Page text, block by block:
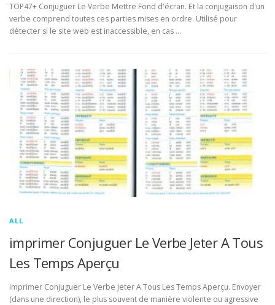
TOP47+ Conjuguer Le Verbe Mettre Fond d'écran. Et la conjugaison d'un
verbe comprend toutes ces parties mises en ordre. Utilisé pour
détecter si le site web est inaccessible, en cas …
ALL
imprimer Conjuguer Le Verbe Jeter A Tous
Les Temps Aperçu
imprimer Conjuguer Le Verbe Jeter A Tous Les Temps Aperçu. Envoyer
(dans une direction), le plus souvent de manière violente ou agressive